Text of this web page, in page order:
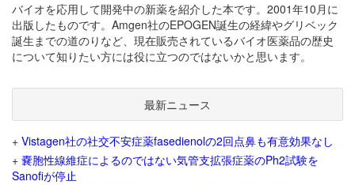
バイオを応用して開発中の新薬を紹介した本です。2001年10月に
出版したものです。Amgen社のEPOGEN誕生の経緯やグリベック
誕生までの道のりなど、現在販売されているバイオ医薬品の歴史
について知りたい方には役に立つのではないかと思います。
最新ニュース
+ Vistagen社の社交不安症薬fasedienolの2回点鼻も有意効果なし
+ 嚢胞性線維症によるのではない気管支拡張症薬のPh2試験を
Sanofiが停止